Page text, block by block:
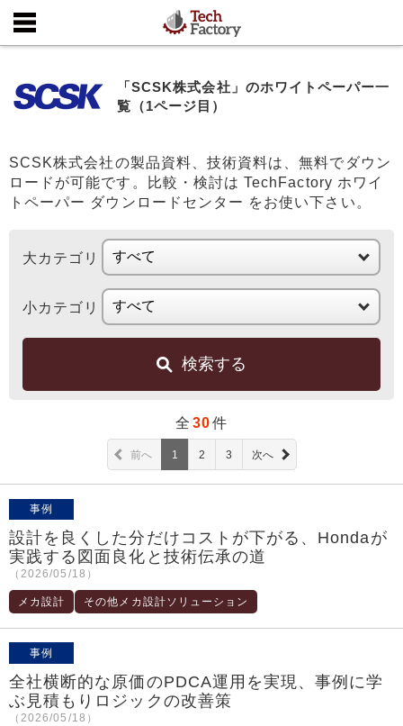
「SCSK株式会社」のホワイトペーパー一
覧（1ページ目）
SCSK株式会社の製品資料、技術資料は、無料でダウン
ロードが可能です。比較・検討は TechFactory ホワイ
トペーパー ダウンロードセンター をお使い下さい。
大カテゴリ
小カテゴリ
検索する
全 30件
前へ 1 2 3 次へ
事例
設計を良くした分だけコストが下がる、Hondaが
実践する図面良化と技術伝承の道
（2026/05/18）
メカ設計 その他メカ設計ソリューション
事例
全社横断的な原価のPDCA運用を実現、事例に学
ぶ見積もりロジックの改善策
（2026/05/18）